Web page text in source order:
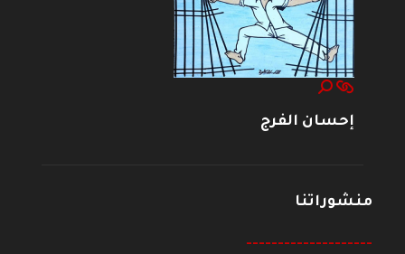
إحسان الفرج
منشوراتنا
--------------------